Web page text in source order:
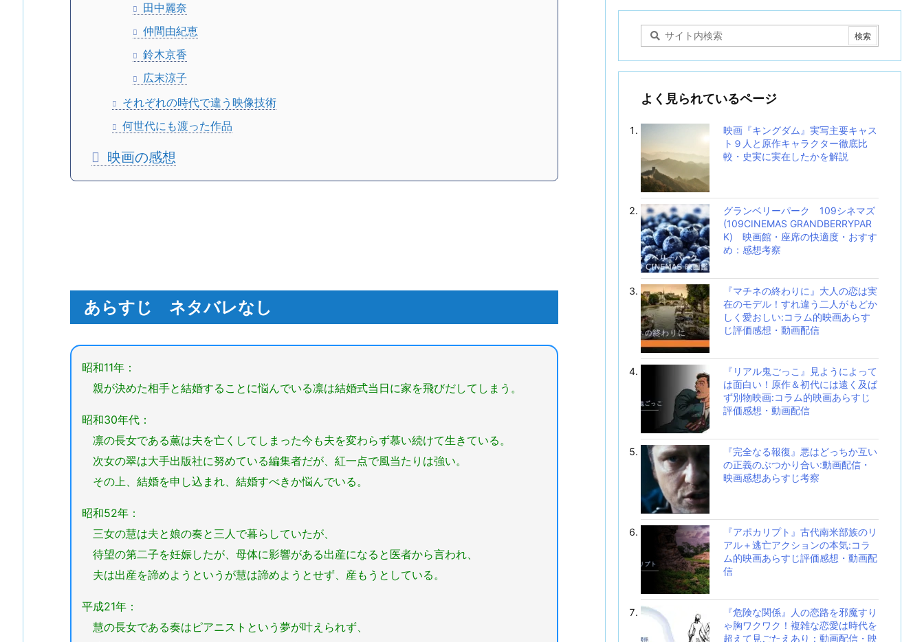
田中麗奈
仲間由紀恵
鈴木京香
広末涼子
それぞれの時代で違う映像技術
何世代にも渡った作品
映画の感想
あらすじ ネタバレなし
昭和11年：
親が決めた相手と結婚することに悩んでいる凛は結婚式当日に家を飛びだしてしまう。
昭和30年代：
凛の長女である薫は夫を亡くしてしまった今も夫を変わらず慕い続けて生きている。
次女の翠は大手出版社に努めている編集者だが、紅一点で風当たりは強い。
その上、結婚を申し込まれ、結婚すべきか悩んでいる。
昭和52年：
三女の慧は夫と娘の奏と三人で暮らしていたが、
待望の第二子を妊娠したが、母体に影響がある出産になると医者から言われ、
夫は出産を諦めようというが慧は諦めようとせず、産もうとしている。
平成21年：
慧の長女である奏はピアニストという夢が叶えられず、
よく見られているページ
映画『キングダム』実写主要キャス
ト９人と原作キャラクター徹底比
較・史実に実在したかを解説
グランベリーパーク 109シネマズ
(109CINEMAS GRANDBERRYPAR
K) 映画館・座席の快適度・おすす
め：感想考察
『マチネの終わりに』大人の恋は実
在のモデル！すれ違う二人がもどか
しく愛おしい:コラム的映画あらす
じ評価感想・動画配信
『リアル鬼ごっこ』見ようによって
は面白い！原作＆初代には遠く及ば
ず別物映画:コラム的映画あらすじ
評価感想・動画配信
『完全なる報復』悪はどっちか互い
の正義のぶつかり合い:動画配信・
映画感想あらすじ考察
『アポカリプト』古代南米部族のリ
アル＋逃亡アクションの本気:コラ
ム的映画あらすじ評価感想・動画配
信
『危険な関係』人の恋路を邪魔すり
ゃ胸ワクワク！複雑な恋愛は時代を
超えて見ごたえあり：動画配信・映